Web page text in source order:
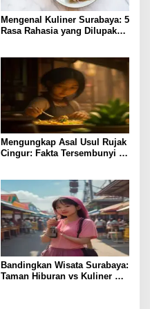
Mengenal Kuliner Surabaya: 5
Rasa Rahasia yang Dilupakan
Mengungkap Asal Usul Rujak
Cingur: Fakta Tersembunyi di
Bandingkan Wisata Surabaya:
Taman Hiburan vs Kuliner